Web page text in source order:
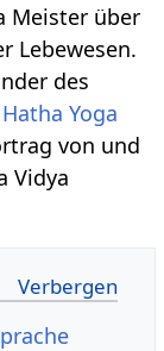
Meister über
Lebewesen.
des
Hatha Yoga
von und
Vidya